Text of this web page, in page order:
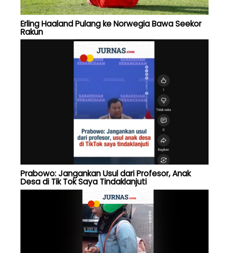
Erling Haaland Pulang ke Norwegia Bawa Seekor
Rakun
Prabowo: Jangankan Usul dari Profesor, Anak
Desa di Tik Tok Saya Tindaklanjuti